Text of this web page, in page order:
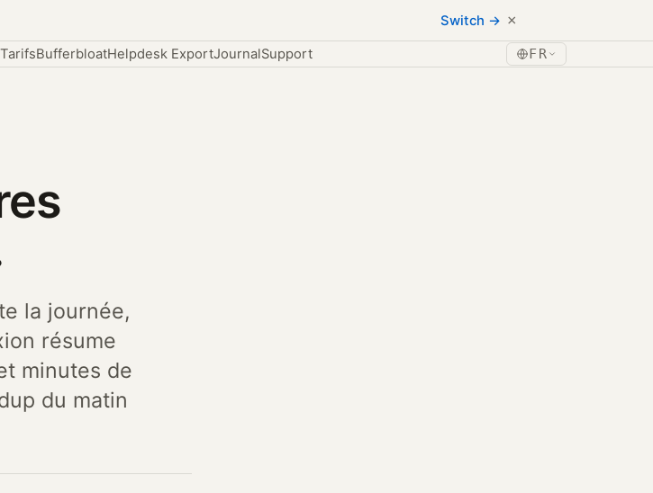
Switch → ×
TarifsBufferbloatHelpdesk ExportJournalSupport FR
la journée,
résume
minutes de
du matin